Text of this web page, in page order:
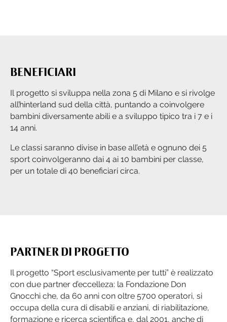
BENEFICIARI
Il progetto si sviluppa nella zona 5 di Milano e si rivolge
all’hinterland sud della città, puntando a coinvolgere
bambini diversamente abili e a sviluppo tipico tra i 7 e i
14 anni.
Le classi saranno divise in base all’età e ognuno dei 5
sport coinvolgeranno dai 4 ai 10 bambini per classe,
per un totale di 40 beneficiari circa.
PARTNER DI PROGETTO
Il progetto “Sport esclusivamente per tutti” è realizzato
con due partner d’eccelleza: la Fondazione Don
Gnocchi che, da 60 anni con oltre 5700 operatori, si
occupa della cura di disabili e anziani, di riabilitazione,
formazione e ricerca scientifica e, dal 2001, anche di